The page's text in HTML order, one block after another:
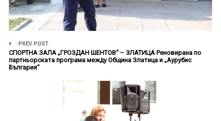
PREV POST
СПОРТНА ЗАЛА „ГРОЗДАН ШЕНТОВ“ – ЗЛАТИЦА Реновирана по
партньорската програма между Община Златица и „Аурубис
България“